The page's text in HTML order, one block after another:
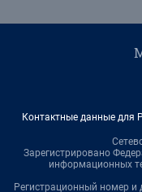
Контактные данные для
Зарегистрировано
информационных
Регистрационный номер